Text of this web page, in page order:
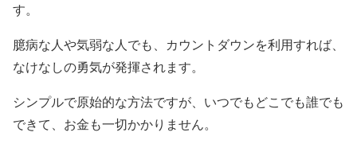
す。
臆病な人や気弱な人でも、カウントダウンを利用すれば、
なけなしの勇気が発揮されます。
シンプルで原始的な方法ですが、いつでもどこでも誰でも
できて、お金も一切かかりません。